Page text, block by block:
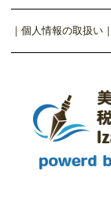
｜ 個人情報の取扱い ｜